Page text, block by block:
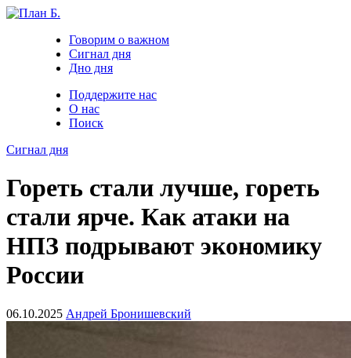
Говорим о важном
Сигнал дня
Дно дня
Поддержите нас
О нас
Поиск
Сигнал дня
Гореть стали лучше, гореть
стали ярче. Как атаки на
НПЗ подрывают экономику
России
06.10.2025 Андрей Бронишевский